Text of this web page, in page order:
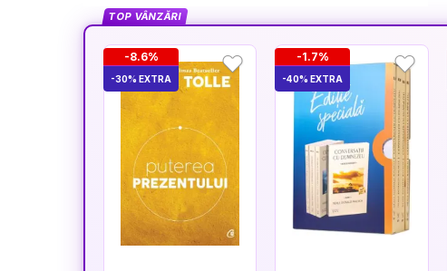
TOP VÂNZĂRI
-8.6%
-30% EXTRA
-1.7%
-40% EXTRA